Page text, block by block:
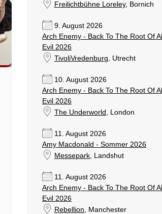
Freilichtbühne Loreley, Bornich
9. August 2026
Arch Enemy - Back To The Root Of All
Evil 2026
TivoliVredenburg, Utrecht
10. August 2026
Arch Enemy - Back To The Root Of All
Evil 2026
The Underworld , London
11. August 2026
Amy Macdonald - Sommer 2026
Messepark, Landshut
11. August 2026
Arch Enemy - Back To The Root Of All
Evil 2026
Rebellion, Manchester